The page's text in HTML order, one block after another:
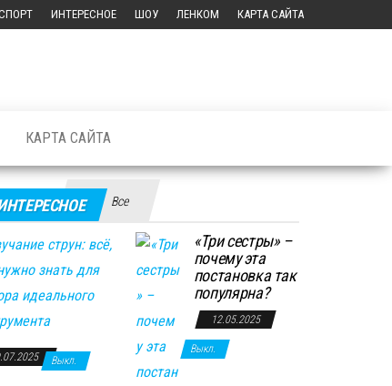
ИНТЕРЕСНОЕ ШОУ ЛЕНКОМ КАРТА САЙТА
КАРТА САЙТА
Все
Выкл.
«Три сестры» –
почему эта
постановка так
популярна?
12.05.2025
Выкл.